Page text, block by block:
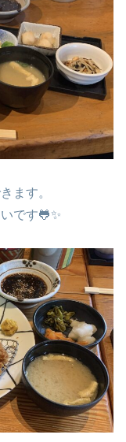
ます。
です🐸✨